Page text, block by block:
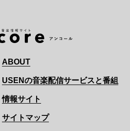
ABOUT
USENの音楽配信サービスと番組
情報サイト
サイトマップ